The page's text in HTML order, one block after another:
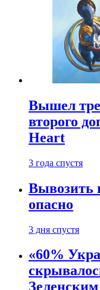
Вышел
второго
Heart
3 года спустя
Вывозить
опасно
3 дня спустя
«60%
Зеленским